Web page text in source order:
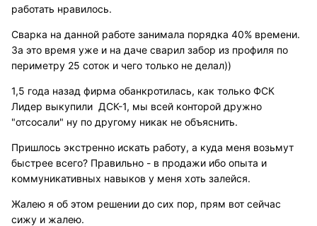
работать нравилось.
Сварка на данной работе занимала порядка 40% времени.
За это время уже и на даче сварил забор из профиля по
периметру 25 соток и чего только не делал))
1,5 года назад фирма обанкротилась, как только ФСК
Лидер выкупили ДСК-1, мы всей конторой дружно
"отсосали" ну по другому никак не объяснить.
Пришлось экстренно искать работу, а куда меня возьмут
быстрее всего? Правильно - в продажи ибо опыта и
коммуникативных навыков у меня хоть залейся.
Жалею я об этом решении до сих пор, прям вот сейчас
сижу и жалею.